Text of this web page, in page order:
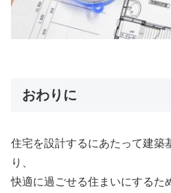
おわりに
住宅を設計するにあたって建築
り、
快適に過ごせる住まいにするた